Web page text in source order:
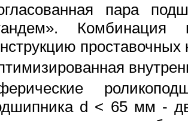
пара
проставочных
d < 65 мм -